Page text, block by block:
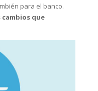
para el banco.
que